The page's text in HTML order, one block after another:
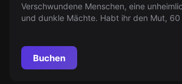
Verschwundene Menschen, eine
und dunkle Mächte. Habt ihr den Mut, 60
gruselige Abenteuer?
Buchen